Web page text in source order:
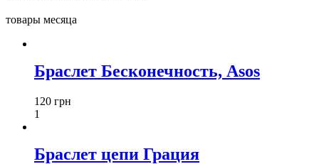
товары месяца
Браслет Бесконечность, Asos
120 грн
1
Браслет цепи Грация